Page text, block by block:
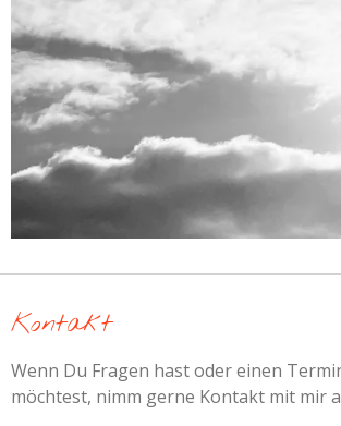
Kontakt
Wenn Du Fragen hast oder einen
möchtest, nimm gerne Kontakt mit mir